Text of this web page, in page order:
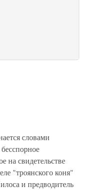
словами
на свидетельстве
"троянского коня"
и предводитель